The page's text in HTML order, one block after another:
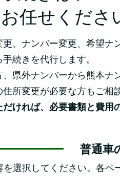
任せくださ
、ナンバー変更、希望ナ
続きを代行します。
県外ナンバーから熊本ナ
所変更が必要な方もご相
ければ、必要書類と費用
普通車
選択してください。各ペ